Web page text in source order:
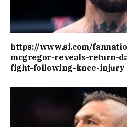
https://www.si.com/
mcgregor-reveals-return-
fight-following-knee-injury